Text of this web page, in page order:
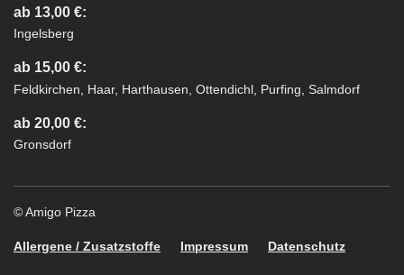
ab 13,00 €:
Ingelsberg
ab 15,00 €:
Feldkirchen, Haar, Harthausen, Ottendichl, Purfing, Salmdorf
ab 20,00 €:
Gronsdorf
© Amigo Pizza
Allergene / Zusatzstoffe Impressum Datenschutz